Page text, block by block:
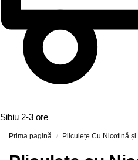
Sibiu 2-3 ore
Prima pagină / Pliculețe Cu Nicotină și